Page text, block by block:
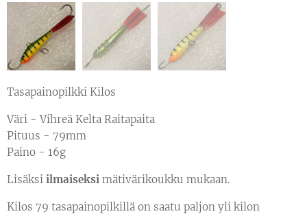
Tasapainopilkki Kilos
Väri - Vihreä Kelta Raitapaita
Pituus - 79mm
Paino - 16g
Lisäksi ilmaiseksi mätivärikoukku mukaan.
Kilos 79 tasapainopilkillä on saatu paljon yli kilon